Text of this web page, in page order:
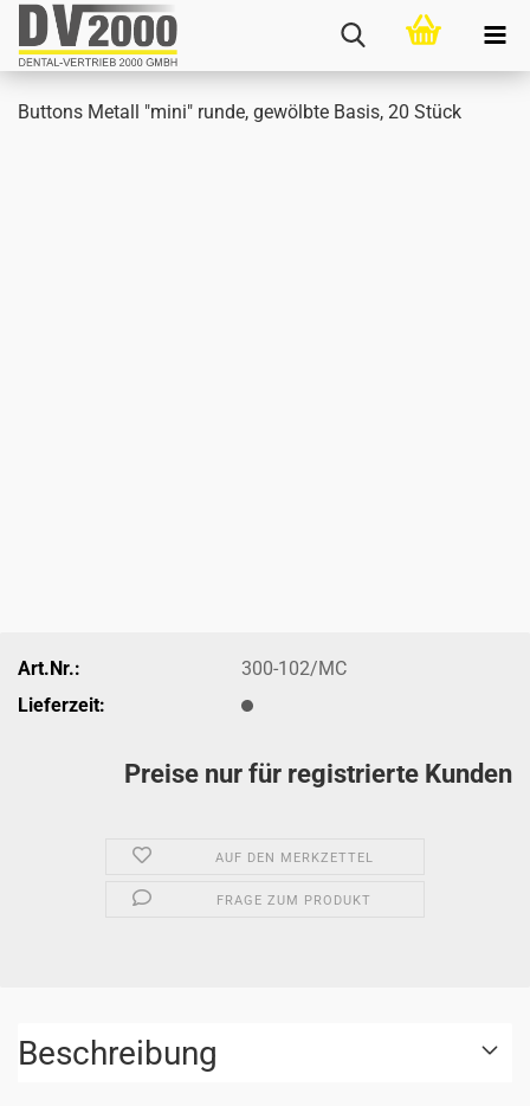
But­tons Me­tall "mini" runde, ge­wölb­te Basis, 20 Stück
Art.Nr.:
300-102/MC
Lieferzeit:
Preise nur für registrierte Kunden
AUF DEN MERKZETTEL
FRAGE ZUM PRODUKT
Beschreibung